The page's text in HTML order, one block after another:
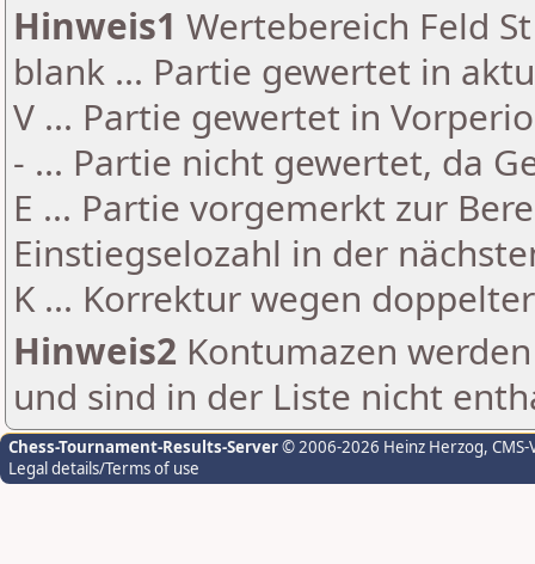
Hinweis1 Wertebereich Feld
blank ... Partie gewertet in
V ... Partie gewertet in
- ... Partie nicht gewertet, da
E ... Partie vorgemerkt zur
Einstiegselozahl in der
K ... Korrektur wegen
Hinweis2 Kontumazen
und sind in der Liste nicht
Chess-Tournament-Results-Server© 2006-2026 Heinz Herzog,
Legal details/Terms of use